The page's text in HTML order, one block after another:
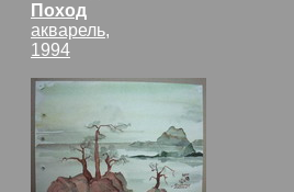
Поход
акварель,
1994